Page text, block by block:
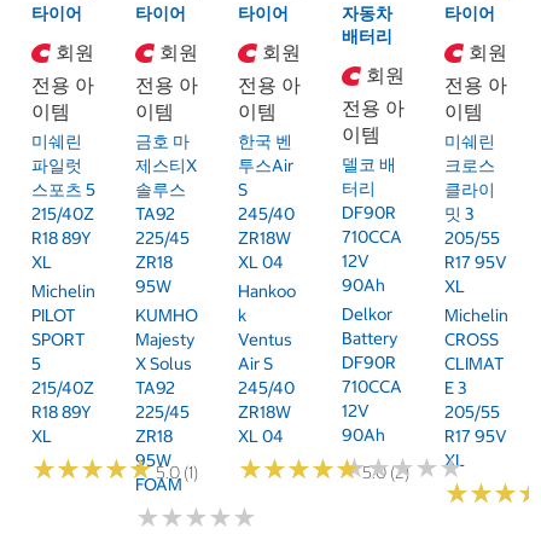
타이어
회원
전용 아
이템
미쉐린
파일럿
스포츠 5
215/40Z
R18 89Y
XL
Michelin
PILOT
SPORT
5
215/40Z
R18 89Y
XL
★★★★★
★★★★★5.0 (1)
타이어
회원
전용 아
이템
금호 마
제스티X
솔루스
TA92
225/45
ZR18
95W
KUMHO
Majesty
X Solus
TA92
225/45
ZR18
95W
FOAM
★★★★★
★★★★★
타이어
회원
전용 아
이템
한국 벤
투스Air
S
245/40
ZR18W
XL 04
Hankoo
K
Ventus
Air S
245/40
ZR18W
XL 04
★★★★★
★★★★★5.0 (2)
자동차
배터리
회원
전용 아
이템
델코 배
터리
DF90R
710CCA
12V
90Ah
Delkor
Battery
DF90R
710CCA
12V
90Ah
★★★★★
★★★★★
타이어
회원
전용 아
이템
미쉐린
크로스
클라이
밋 3
205/55
R17 95V
XL
Michelin
CROSS
CLIMAT
E 3
205/55
R17 95V
XL
★★★
★★★